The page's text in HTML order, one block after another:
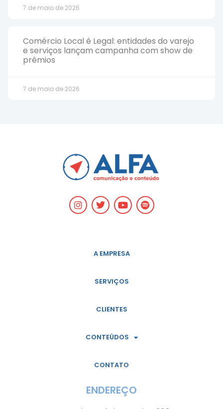
7 de maio de 2026
Comércio Local é Legal: entidades do varejo
e serviços lançam campanha com show de
prêmios
7 de maio de 2026
A EMPRESA
SERVIÇOS
CLIENTES
CONTEÚDOS
CONTATO
ENDEREÇO